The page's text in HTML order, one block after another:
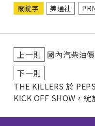
關鍵字 美通社
上一則
國內汽柴油
下一則
THE KILLERS 於
KICK OFF SHOW，綻